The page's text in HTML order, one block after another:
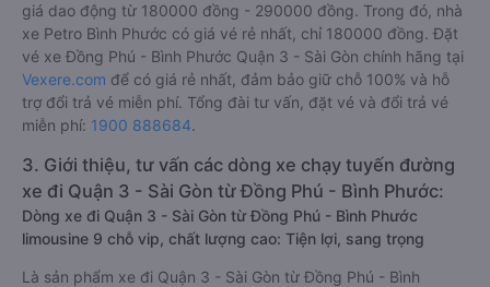
giá dao động từ 180000 đồng - 290000 đồng. Trong đó, nhà
xe Petro Bình Phước có giá vé rẻ nhất, chỉ 180000 đồng. Đặt
vé xe Đồng Phú - Bình Phước Quận 3 - Sài Gòn chính hãng tại
Vexere.com để có giá rẻ nhất, đảm bảo giữ chỗ 100% và hỗ
trợ đổi trả vé miễn phí. Tổng đài tư vấn, đặt vé và đổi trả vé
miễn phí: 1900 888684.
3. Giới thiệu, tư vấn các dòng xe chạy tuyến đường
xe đi Quận 3 - Sài Gòn từ Đồng Phú - Bình Phước:
Dòng xe đi Quận 3 - Sài Gòn từ Đồng Phú - Bình Phước
limousine 9 chỗ vip, chất lượng cao: Tiện lợi, sang trọng
Là sản phẩm xe đi Quận 3 - Sài Gòn từ Đồng Phú - Bình